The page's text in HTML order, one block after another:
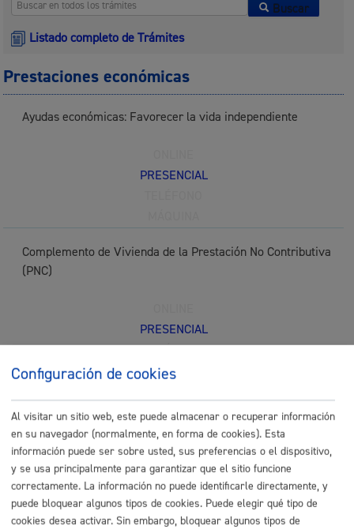
Buscar
Listado completo de Trámites
Prestaciones económicas
Ayudas económicas: Favorecer la vida independiente
PRESENCIAL
Complemento de Vivienda de la Prestación No Contributiva
(PNC)
PRESENCIAL
TELÉFONO
MÁQUINA
Prestación económica de asistencia personal (PEAP)
ONLINE
PRESENCIAL
TELÉFONO
MÁQUINA
Configuración de cookies
Al visitar un sitio web, este puede almacenar o recuperar información
en su navegador (normalmente, en forma de cookies). Esta
información puede ser sobre usted, sus preferencias o el dispositivo,
y se usa principalmente para garantizar que el sitio funcione
correctamente. La información no puede identificarle directamente, y
puede bloquear algunos tipos de cookies. Puede elegir qué tipo de
cookies desea activar. Sin embargo, bloquear algunos tipos de